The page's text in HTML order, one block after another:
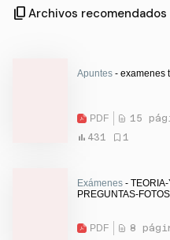
content_copy Archivos recomendados
Apuntes - examenes
PDF
15
431
1
Exámenes -
PREGUNTAS-
PDF
8